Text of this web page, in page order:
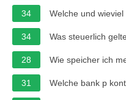
34 Welche und
34 Was steuerlich
28 Wie speicher ich
31 Welche bank p